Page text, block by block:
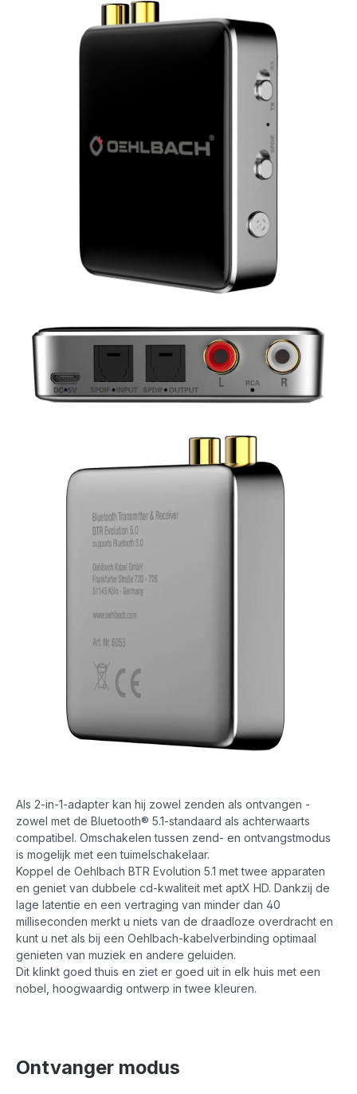
Als 2-in-1-adapter kan hij zowel zenden als ontvangen -
zowel met de Bluetooth® 5.1-standaard als achterwaarts
compatibel. Omschakelen tussen zend- en ontvangstmodus
is mogelijk met een tuimelschakelaar.
Koppel de Oehlbach BTR Evolution 5.1 met twee apparaten
en geniet van dubbele cd-kwaliteit met aptX HD. Dankzij de
lage latentie en een vertraging van minder dan 40
milliseconden merkt u niets van de draadloze overdracht en
kunt u net als bij een Oehlbach-kabelverbinding optimaal
genieten van muziek en andere geluiden.
Dit klinkt goed thuis en ziet er goed uit in elk huis met een
nobel, hoogwaardig ontwerp in twee kleuren.
Ontvanger modus